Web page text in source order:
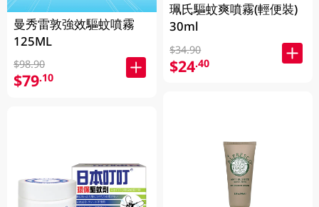
曼秀雷敦強效驅蚊噴霧
125ML
$98.90
$79.10
珮氏驅蚊爽噴霧(輕便裝)
30ml
$34.90
$24.40